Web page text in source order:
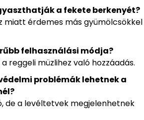
a fekete berkenyét?
miatt érdemes más gyümölcsökkel
felhasználási módja?
reggeli müzlihez való hozzáadás.
problémák lehetnek a
de a levéltetvek megjelenhetnek